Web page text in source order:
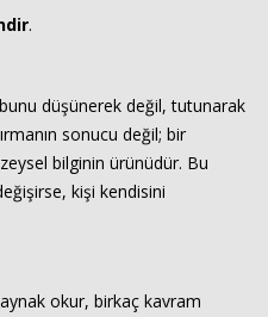
.
bunu düşünerek değil, tutunarak
sonucu değil; bir
bilginin ürünüdür. Bu
kişi kendisini
okur, birkaç kavram